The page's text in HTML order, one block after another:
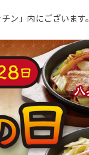
ン」内にございます。